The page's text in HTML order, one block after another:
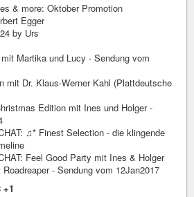
& more: Oktober Promotion
Egger
by Urs
Martika und Lucy - Sendung vom
mit Dr. Klaus-Werner Kahl (Plattdeutsche
Edition mit Ines und Holger -
♫* Finest Selection - die klingende
Feel Good Party mit Ines & Holger
- Sendung vom 12Jan2017